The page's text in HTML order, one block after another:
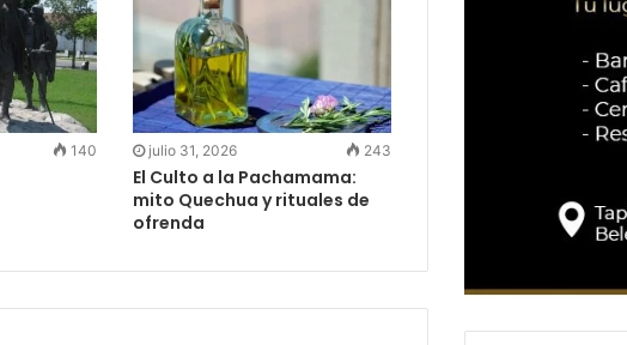
140 julio 31, 2026 243
El Culto a la Pachamama:
mito Quechua y rituales de
ofrenda